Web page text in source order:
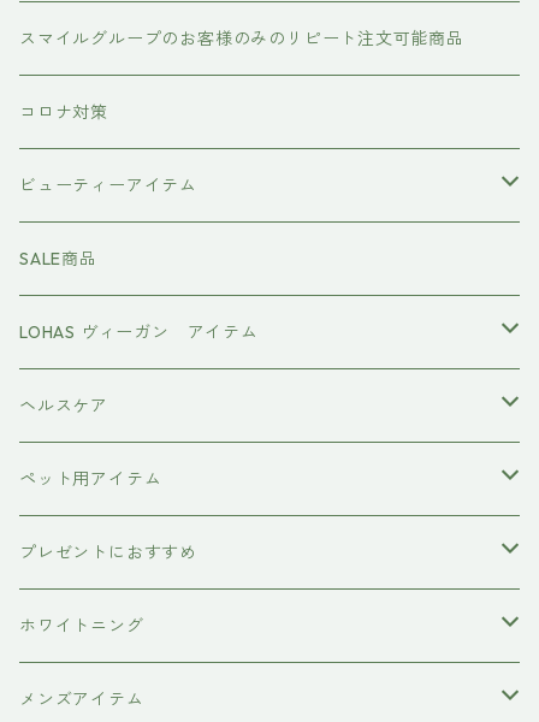
#イマヘア
the u （bihatsu）
トリートメント ヘアマスク（インバス）
流さないトリートメント（アウトバス）
#イマヘア
頭皮ケアアイテム
強髪
ダークニル
スタイリング剤
N .（エヌドット）
インプライム
塩基性カラー剤
クロマID
あおつぶ
スマイルグループのお客様のみのリピート注文可能商品
コロナ対策
ビューティーアイテム
MTG REFA
ヤーマン YAMAN
美容液
オールインワンジェル
ボディソープ
洗顔料
炭酸洗顔フォーム
SALE商品
LOHAS ヴィーガン アイテム
ヴィーガン認証
ヘルスケア
エイジングケア
ペット用アイテム
犬用シャンプー
ペット用ブラシ
サプリメント
プレゼントにおすすめ
男性にプレゼント
女性にプレゼント
ホワイトニング
歯磨き粉
メンズアイテム